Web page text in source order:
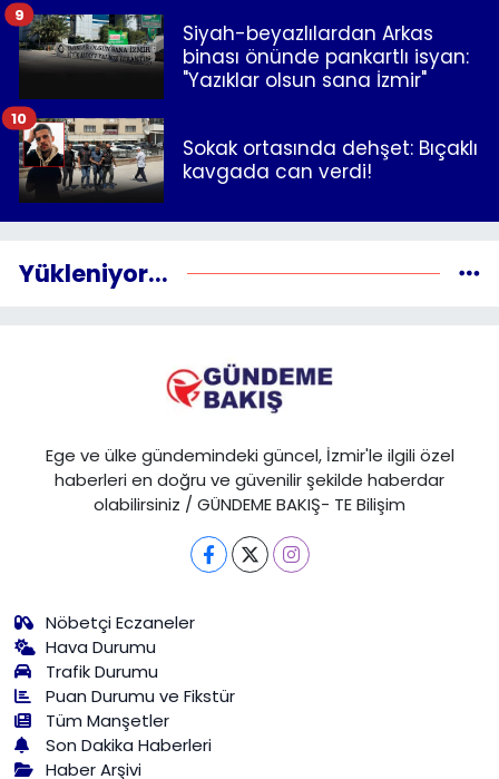
Siyah-beyazlılardan Arkas
binası önünde pankartlı isyan:
"Yazıklar olsun sana İzmir"
9
Sokak ortasında dehşet: Bıçaklı
kavgada can verdi!
10
Yükleniyor...
Ege ve ülke gündemindeki güncel, İzmir'le ilgili özel
haberleri en doğru ve güvenilir şekilde haberdar
olabilirsiniz / GÜNDEME BAKIŞ- TE Bilişim
Nöbetçi Eczaneler
Hava Durumu
Trafik Durumu
Puan Durumu ve Fikstür
Tüm Manşetler
Son Dakika Haberleri
Haber Arşivi